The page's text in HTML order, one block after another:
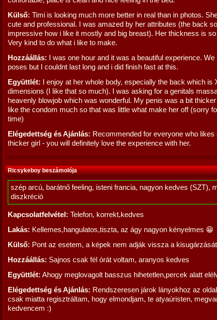
Külső: Timi is looking much more better in real than in photos.
cute and professional. I was amazed by her attributes (the back so
impressive how i like it mostly and big breast). Her thickness is
Very kind to do what i like to make.
Hozzáállás: I was one hour and it was a beautiful experience. We
poses but I couldnt last long and i did finish fast at this.
Együttlét: I enjoy at her whole body, especially the back which is
dimensions (I like that so much). I was asking for a genitals
heavenly blowjob which was wonderful. My penis was a bit
like the condom much so that was little what make her off (sorry
time)
Elégedettség és Ajánlás: Recommended for everyone who likes
thicker girl - you will definitely love the experience with her.
Ricsykeboy beszámolója
szép arcú, barátnő feeling, isteni francia, nagyon kedves (SZT),
diszkréció
Kapcsolatfelvétel: Telefon, korrekt,kedves
Lakás: Kellemes,hangulatos,tiszta, az ágy nagyon kényelmes 😁
Külső: Pont az esetem, a képek nem adják vissza a kisugárzását
Hozzáállás: Sajnos csak fél órát voltam, aranyos kedves
Együttlét: Ahogy meglovagolt basszus hihetetlen,percek alatt
Elégedettség és Ajánlás: Rendszeresen járok lányokhoz az
csak miatta regisztráltam, hogy elmondjam, te atyaúristen,
kedvencem :)